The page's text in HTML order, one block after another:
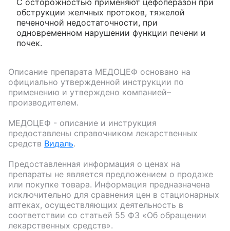
С осторожностью применяют цефоперазон при
обструкции желчных протоков, тяжелой
печеночной недостаточности, при
одновременном нарушении функции печени и
почек.
Описание препарата МЕДОЦЕФ основано на
официально утвержденной инструкции по
применению и утверждено компанией–
производителем.
МЕДОЦЕФ - описание и инструкция
предоставлены справочником лекарственных
средств Видаль.
Предоставленная информация о ценах на
препараты не является предложением о продаже
или покупке товара. Информация предназначена
исключительно для сравнения цен в стационарных
аптеках, осуществляющих деятельность в
соответствии со статьей 55 ФЗ «Об обращении
лекарственных средств».